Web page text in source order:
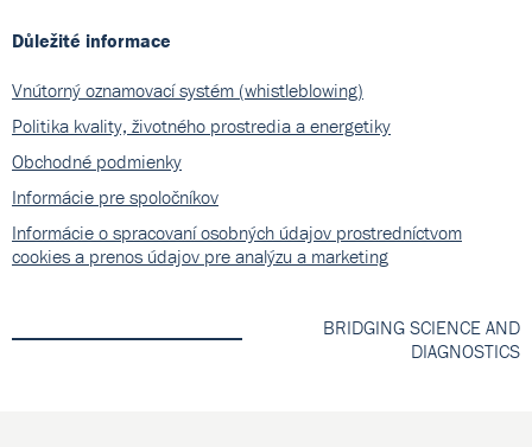
Důležité informace
Vnútorný oznamovací systém (whistleblowing)
Politika kvality, životného prostredia a energetiky
Obchodné podmienky
Informácie pre spoločníkov
Informácie o spracovaní osobných údajov prostredníctvom
cookies a prenos údajov pre analýzu a marketing
BRIDGING SCIENCE AND
DIAGNOSTICS